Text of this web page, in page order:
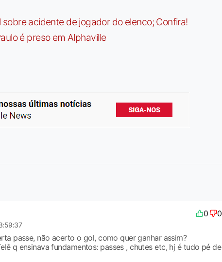
acidente de jogador do elenco; Confira!
é preso em Alphaville
0 0
passe, não acerto o gol, como quer ganhar assim?
q ensinava fundamentos: passes , chutes etc, hj é tudo pé de